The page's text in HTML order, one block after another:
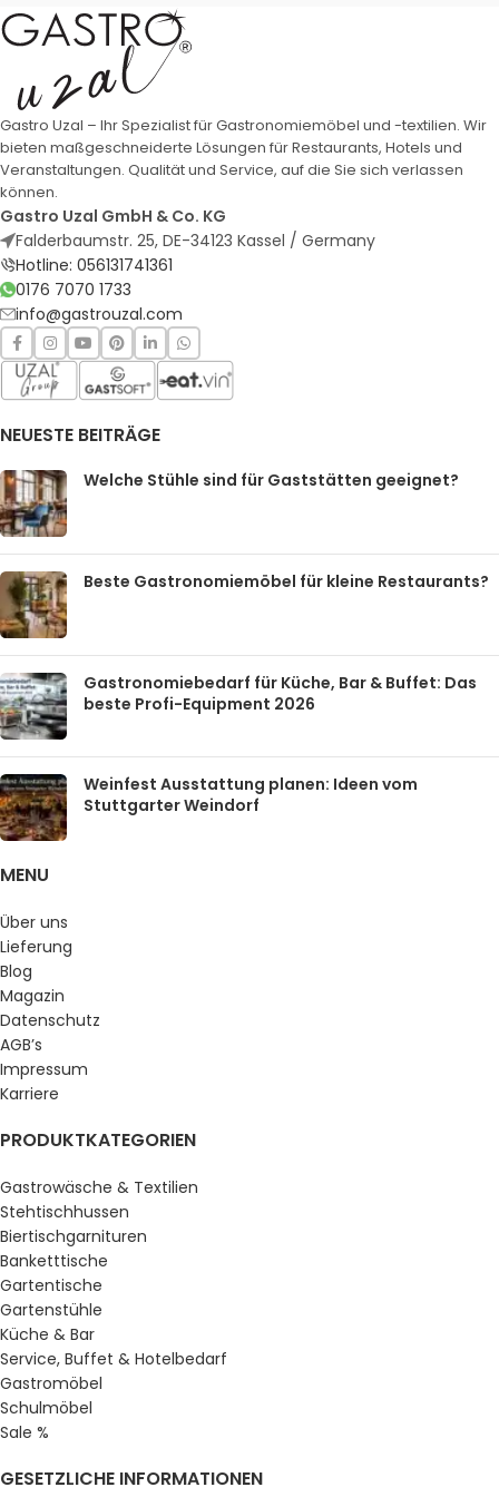
Gastro Uzal – Ihr Spezialist für Gastronomiemöbel und -textilien. Wir
bieten maßgeschneiderte Lösungen für Restaurants, Hotels und
Veranstaltungen. Qualität und Service, auf die Sie sich verlassen
können.
Gastro Uzal GmbH & Co. KG
Falderbaumstr. 25, DE-34123 Kassel / Germany
Hotline: 056131741361
0176 7070 1733
info@gastrouzal.com
NEUESTE BEITRÄGE
Welche Stühle sind für Gaststätten geeignet?
Beste Gastronomiemöbel für kleine Restaurants?
Gastronomiebedarf für Küche, Bar & Buffet: Das
beste Profi-Equipment 2026
Weinfest Ausstattung planen: Ideen vom
Stuttgarter Weindorf
MENU
Über uns
Lieferung
Blog
Magazin
Datenschutz
AGB’s
Impressum
Karriere
PRODUKTKATEGORIEN
Gastrowäsche & Textilien
Stehtischhussen
Biertischgarnituren
Banketttische
Gartentische
Gartenstühle
Küche & Bar
Service, Buffet & Hotelbedarf
Gastromöbel
Schulmöbel
Sale %
GESETZLICHE INFORMATIONEN